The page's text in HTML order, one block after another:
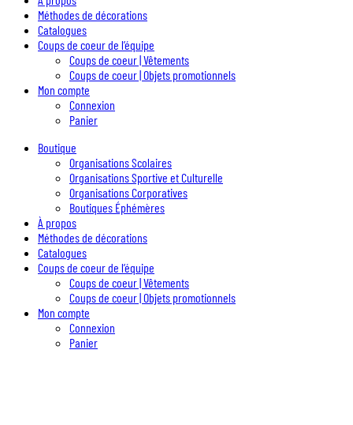
Méthodes de décorations
Catalogues
Coups de coeur de l’équipe
Coups de coeur | Vêtements
Coups de coeur | Objets promotionnels
Mon compte
Connexion
Panier
Boutique
Organisations Scolaires
Organisations Sportive et Culturelle
Organisations Corporatives
Boutiques Éphémères
À propos
Méthodes de décorations
Catalogues
Coups de coeur de l’équipe
Coups de coeur | Vêtements
Coups de coeur | Objets promotionnels
Mon compte
Connexion
Panier